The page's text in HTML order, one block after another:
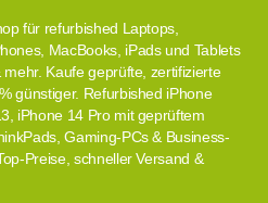
für refurbished Laptops,
MacBooks, iPads und Tablets
Kaufe geprüfte, zertifizierte
günstiger. Refurbished iPhone
iPhone 14 Pro mit geprüftem
Gaming-PCs & Business-
Preise, schneller Versand &